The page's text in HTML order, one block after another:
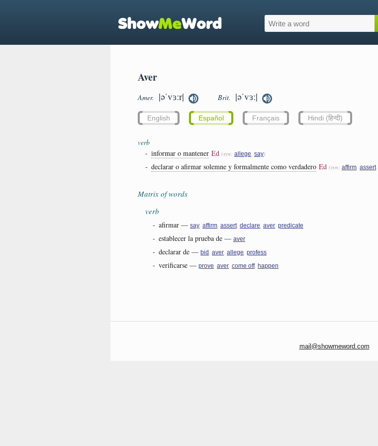
Aver
Amer. |əˈvɜːr| Brit. |əˈvɜː|
English Español Français Hindi (हिन्दी)
verb
- informar o mantener Ed (syn: allege, say)
- declarar o afirmar solemne y formalmente como verdadero Ed (syn: affirm, assert,
Matrix of words
verb
- afirmar — say, affirm, assert, declare, aver, predicate
- establecer la prueba de — aver
- declarar de — bid, aver, allege, profess
- verificarse — prove, aver, come off, happen
mail@showmeword.com